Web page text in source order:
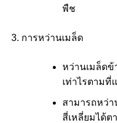
พืช
การหว่านเมล็ด
หว่านเมล็ด
เท่าไรตามที่
สามารถหว่า
สี่เหลี่ยมได้ต